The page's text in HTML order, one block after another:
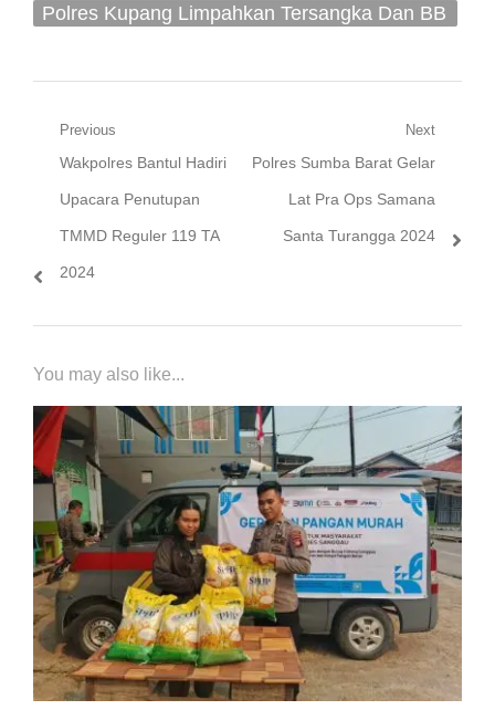
Polres Kupang Limpahkan Tersangka Dan BB
Navigasi
pos
Previous
Previous
post:
Wakpolres Bantul Hadiri
Upacara Penutupan
TMMD Reguler 119 TA
2024
Next
Next
post:
Polres Sumba Barat Gelar
Lat Pra Ops Samana
Santa Turangga 2024
You may also like...